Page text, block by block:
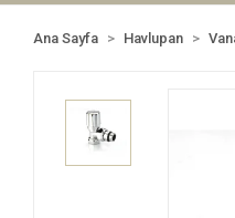
Ana Sayfa Havlupan